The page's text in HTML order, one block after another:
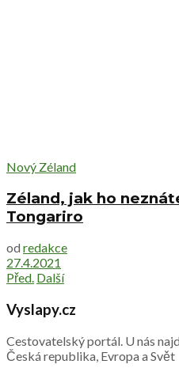
Nový Zéland
Zéland, jak ho
Tongariro
od redakce
27.4.2021
Před. Další
Vyslapy.cz
Cestovatelský portál. U nás
Česká republika, Evropa a Svět